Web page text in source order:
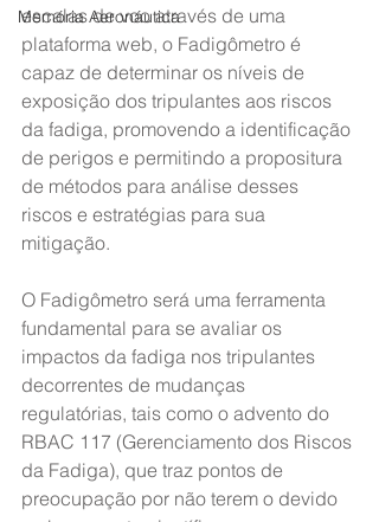
Memória Aeronáutica
escalas de voo através de uma
plataforma web, o Fadigômetro é
capaz de determinar os níveis de
exposição dos tripulantes aos riscos
da fadiga, promovendo a identificação
de perigos e permitindo a propositura
de métodos para análise desses
riscos e estratégias para sua
mitigação.
O Fadigômetro será uma ferramenta
fundamental para se avaliar os
impactos da fadiga nos tripulantes
decorrentes de mudanças
regulatórias, tais como o advento do
RBAC 117 (Gerenciamento dos Riscos
da Fadiga), que traz pontos de
preocupação por não terem o devido